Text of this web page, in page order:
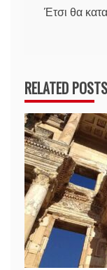
Έτσι θα
RELATED POSTS